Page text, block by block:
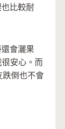
比較耐
會灑果
安心。而
跌倒也不會